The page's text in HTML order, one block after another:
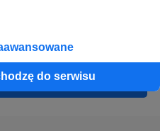
do serwisu
się i przejdź dalej